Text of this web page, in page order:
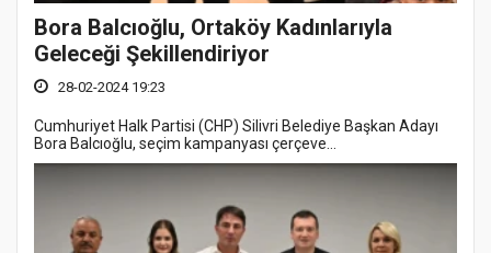
Bora Balcıoğlu, Ortaköy Kadınlarıyla
Geleceği Şekillendiriyor
28-02-2024 19:23
Cumhuriyet Halk Partisi (CHP) Silivri Belediye Başkan Adayı
Bora Balcıoğlu, seçim kampanyası çerçeve...